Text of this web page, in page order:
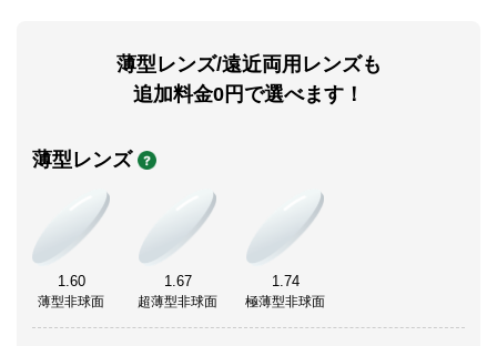
薄型レンズ/遠近両用レンズも
追加料金0円で選べます！
薄型レンズ
1.60
薄型非球面
1.67
超薄型非球面
1.74
極薄型非球面